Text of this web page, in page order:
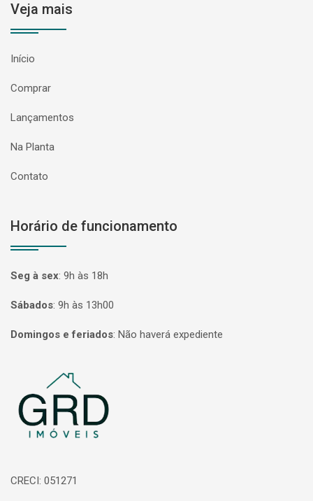
Veja mais
Início
Comprar
Lançamentos
Na Planta
Contato
Horário de funcionamento
Seg à sex: 9h às 18h
Sábados: 9h às 13h00
Domingos e feriados: Não haverá expediente
Página inicial
CRECI: 051271